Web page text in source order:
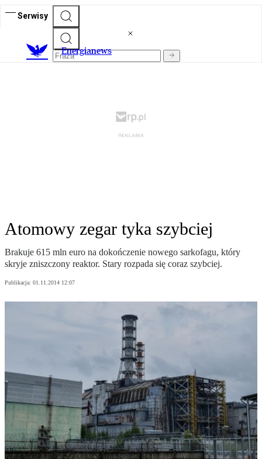
Serwisy
Energianews
Atomowy zegar tyka szybciej
Brakuje 615 mln euro na dokończenie nowego sarkofagu, który
skryje zniszczony reaktor. Stary rozpada się coraz szybciej.
Publikacja: 01.11.2014 12:07